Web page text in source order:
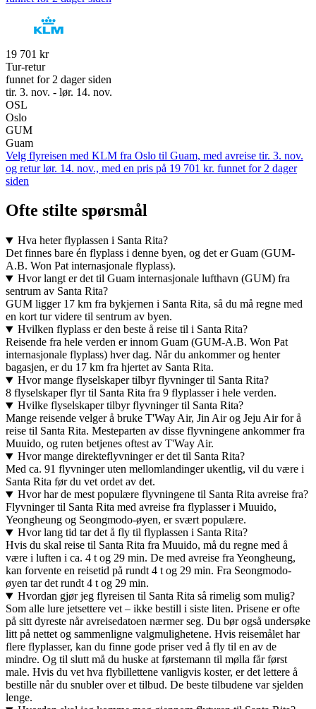
19 701 kr
Tur-retur
funnet for 2 dager siden
tir. 3. nov. - lør. 14. nov.
OSL
Oslo
GUM
Guam
Velg flyreisen med KLM fra Oslo til Guam, med avreise tir. 3. nov.
og retur lør. 14. nov., med en pris på 19 701 kr. funnet for 2 dager
siden
Ofte stilte spørsmål
Hva heter flyplassen i Santa Rita?
Det finnes bare én flyplass i denne byen, og det er Guam (GUM-
A.B. Won Pat internasjonale flyplass).
Hvor langt er det til Guam internasjonale lufthavn (GUM) fra
sentrum av Santa Rita?
GUM ligger 17 km fra bykjernen i Santa Rita, så du må regne med
en kort tur videre til sentrum av byen.
Hvilken flyplass er den beste å reise til i Santa Rita?
Reisende fra hele verden er innom Guam (GUM-A.B. Won Pat
internasjonale flyplass) hver dag. Når du ankommer og henter
bagasjen, er du 17 km fra hjertet av Santa Rita.
Hvor mange flyselskaper tilbyr flyvninger til Santa Rita?
8 flyselskaper flyr til Santa Rita fra 9 flyplasser i hele verden.
Hvilke flyselskaper tilbyr flyvninger til Santa Rita?
Mange reisende velger å bruke T'Way Air, Jin Air og Jeju Air for å
reise til Santa Rita. Mesteparten av disse flyvningene ankommer fra
Muuido, og ruten betjenes oftest av T'Way Air.
Hvor mange direkteflyvninger er det til Santa Rita?
Med ca. 91 flyvninger uten mellomlandinger ukentlig, vil du være i
Santa Rita før du vet ordet av det.
Hvor har de mest populære flyvningene til Santa Rita avreise fra?
Flyvninger til Santa Rita med avreise fra flyplasser i Muuido,
Yeongheung og Seongmodo-øyen, er svært populære.
Hvor lang tid tar det å fly til flyplassen i Santa Rita?
Hvis du skal reise til Santa Rita fra Muuido, må du regne med å
være i luften i ca. 4 t og 29 min. De med avreise fra Yeongheung,
kan forvente en reisetid på rundt 4 t og 29 min. Fra Seongmodo-
øyen tar det rundt 4 t og 29 min.
Hvordan gjør jeg flyreisen til Santa Rita så rimelig som mulig?
Som alle lure jetsettere vet – ikke bestill i siste liten. Prisene er ofte
på sitt dyreste når avreisedatoen nærmer seg. Du bør også undersøke
litt på nettet og sammenligne valgmulighetene. Hvis reisemålet har
flere flyplasser, kan du finne gode priser ved å fly til en av de
mindre. Og til slutt må du huske at førstemann til mølla får først
male. Hvis du vet hva flybillettene vanligvis koster, er det lettere å
bestille når du snubler over et tilbud. De beste tilbudene var sjelden
lenge.